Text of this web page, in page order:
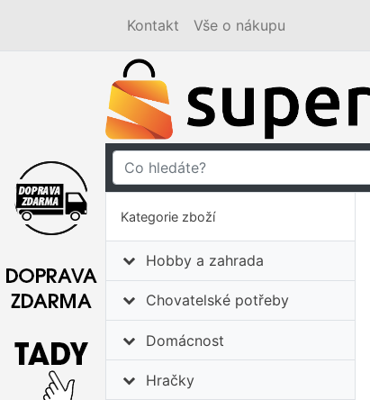
Kontakt Vše o nákupu
Kategorie zboží
Hobby a zahrada
Chovatelské potřeby
Domácnost
Hračky